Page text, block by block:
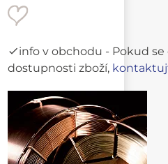
info v obchodu - Pokud
dostupnosti zboží,